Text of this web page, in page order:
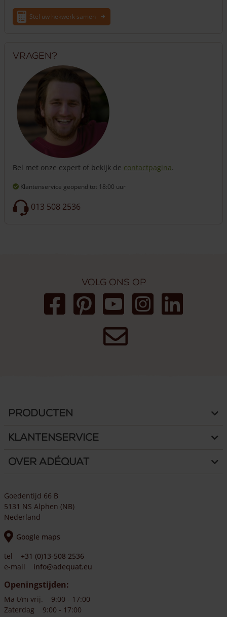
Stel uw hekwerk samen
Vragen?
Bel met onze expert of bekijk de contactpagina.
Klantenservice geopend tot 18:00 uur
013 508 2536
Volg ons op
Producten
Klantenservice
Over Adéquat
Goedentijd 66 B
5131 NS Alphen (NB)
Nederland
Google maps
tel
+31 (0)13-508 2536
e-mail
info@adequat.eu
Openingstijden:
Ma t/m vrij.
9:00 - 17:00
Zaterdag
9:00 - 17:00